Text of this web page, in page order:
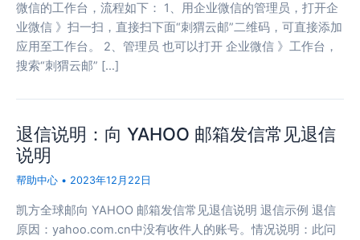
微信的工作台，流程如下： 1、用企业微信的管理员，打开企
业微信 》扫一扫，直接扫下面“刺猬云邮”二维码，可直接添加
应用至工作台。 2、管理员 也可以打开 企业微信 》工作台，
搜索“刺猬云邮” […]
退信说明：向 YAHOO 邮箱发信常见退信
说明
帮助中心 • 2023年12月22日
凯方全球邮向 YAHOO 邮箱发信常见退信说明 退信示例 退信
原因：yahoo.com.cn中没有收件人的账号。情况说明：此问